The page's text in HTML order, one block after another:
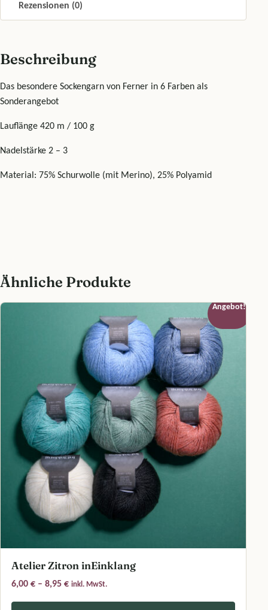
Rezensionen (0)
Beschreibung
Das besondere Sockengarn von Ferner in 6 Farben als
Sonderangebot
Lauflänge 420 m / 100 g
Nadelstärke 2 – 3
Material: 75% Schurwolle (mit Merino), 25% Polyamid
Ähnliche Produkte
Angebot!
Atelier Zitron inEinklang
6,00 € – 8,95 €Preisspanne: 6,00 € bis 8,95 €
inkl. MwSt.